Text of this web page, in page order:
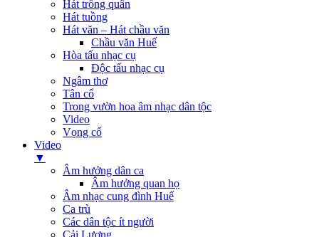
Hát trống quân
Hát tuồng
Hát văn – Hát chầu văn
Chầu văn Huế
Hòa tấu nhạc cụ
Độc tấu nhạc cụ
Ngâm thơ
Tân cổ
Trong vườn hoa âm nhạc dân tộc
Video
Vọng cổ
Video
▼
Âm hưởng dân ca
Âm hưởng quan họ
Âm nhạc cung đình Huế
Ca trù
Các dân tộc ít người
Cải Lương